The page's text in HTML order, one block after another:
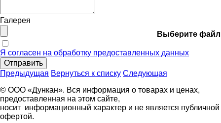
Галерея
Выберите файл
Я согласен на обработку предоставленных данных
Отправить
Предыдущая Вернуться к списку Следующая
© ООО «Дункан». Вся информация о товарах и ценах,
предоставленная на этом сайте,
носит информационный характер и не является публичной
офертой.